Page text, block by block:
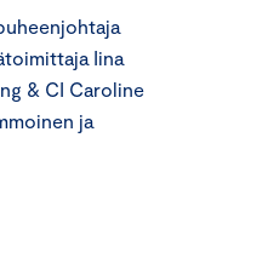
Iina
& CI Caroline
ja